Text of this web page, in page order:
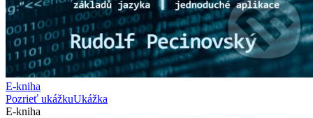
E-kniha
Pozrieť ukážkuUkážka
E-kniha